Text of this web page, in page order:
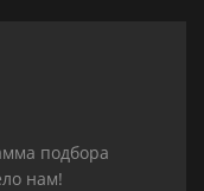
подбора
нам!